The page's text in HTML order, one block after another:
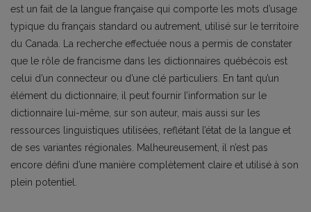
est un fait de la langue française qui comporte les mots d’usage
typique du français standard ou autrement, utilisé sur le territoire
du Canada. La recherche effectuée nous a permis de constater
que le rôle de francisme dans les dictionnaires québécois est
celui d’un connecteur ou d’une clé particuliers. En tant qu’un
élément du dictionnaire, il peut fournir l’information sur le
dictionnaire lui-même, sur son auteur, mais aussi sur les
ressources linguistiques utilisées, reflétant l’état de la langue et
de ses variantes régionales. Malheureusement, il n’est pas
encore défini d’une manière complètement claire et utilisé à son
plein potentiel.